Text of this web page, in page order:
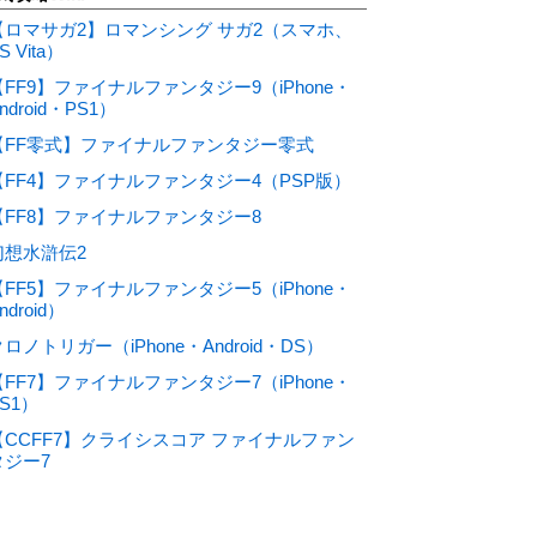
ロマサガ2】ロマンシング サガ2（スマホ、
Vita）
FF9】ファイナルファンタジー9（iPhone・
・PS1）
FF零式】ファイナルファンタジー零式
FF4】ファイナルファンタジー4（PSP版）
FF8】ファイナルファンタジー8
想水滸伝2
FF5】ファイナルファンタジー5（iPhone・
）
ロノトリガー（iPhone・Android・DS）
FF7】ファイナルファンタジー7（iPhone・
）
CCFF7】クライシスコア ファイナルファン
ジー7